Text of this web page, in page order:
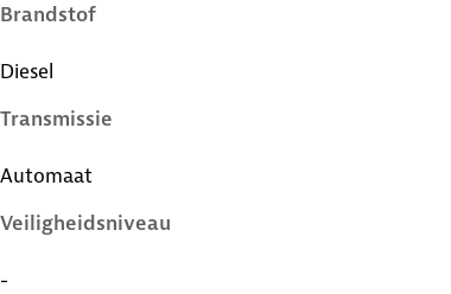
Brandstof
Diesel
Transmissie
Automaat
Veiligheidsniveau
-